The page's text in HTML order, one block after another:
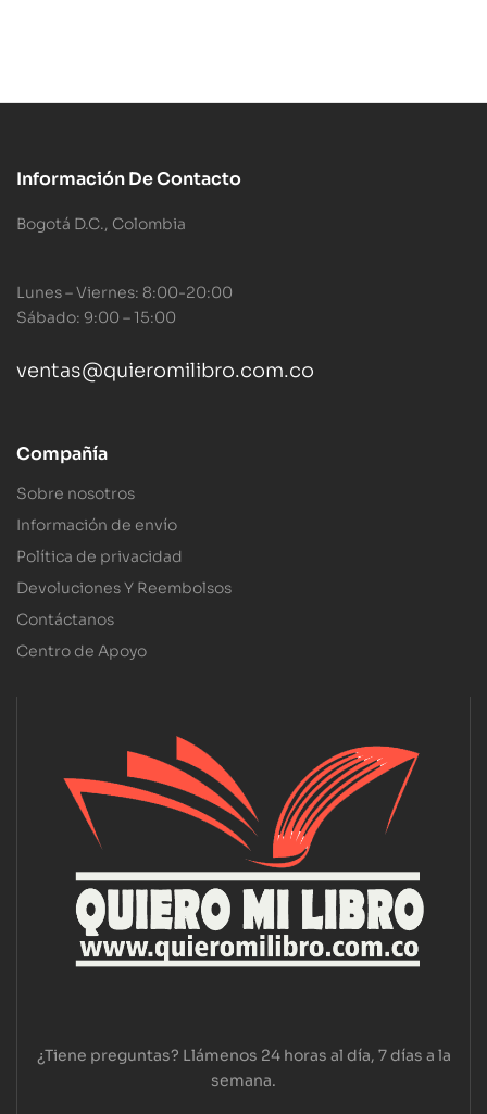
Información De Contacto
Bogotá D.C., Colombia
Lunes – Viernes: 8:00-20:00
Sábado: 9:00 – 15:00
ventas@quieromilibro.com.co
Compañía
Sobre nosotros
Información de envío
Política de privacidad
Devoluciones Y Reembolsos
Contáctanos
Centro de Apoyo
¿Tiene preguntas? Llámenos 24 horas al día, 7 días a la
semana.